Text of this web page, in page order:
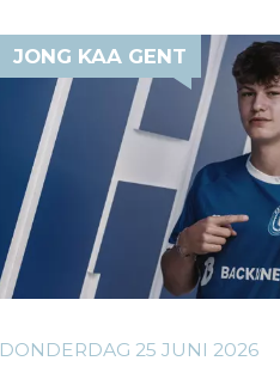
JONG KAA GENT
DONDERDAG 25 JUNI 2026